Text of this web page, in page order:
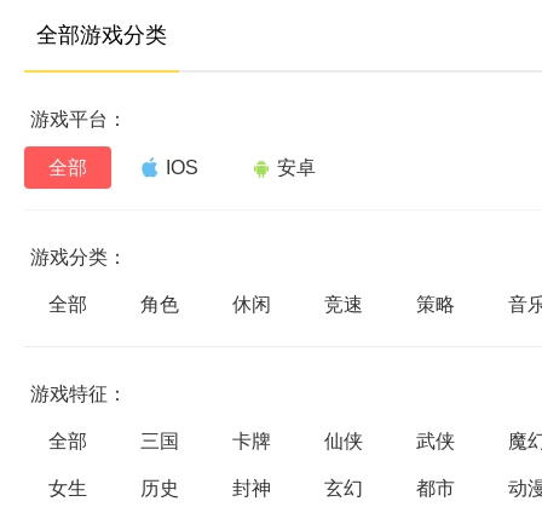
全部游戏分类
游戏平台：
全部 IOS 安卓
游戏分类：
全部 角色 休闲 竞速 策略 音
游戏特征：
全部 三国 卡牌 仙侠 武侠 魔
女生 历史 封神 玄幻 都市 动